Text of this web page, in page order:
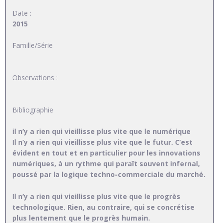
Date :
2015
Famille/Série
Observations :
Bibliographie
il n’y a rien qui vieillisse plus vite que le numérique
Il n’y a rien qui vieillisse plus vite que le futur. C’est
évident en tout et en particulier pour les innovations
numériques, à un rythme qui paraît souvent infernal,
poussé par la logique techno-commerciale du marché.
Il n’y a rien qui vieillisse plus vite que le progrès
technologique. Rien, au contraire, qui se concrétise
plus lentement que le progrès humain.